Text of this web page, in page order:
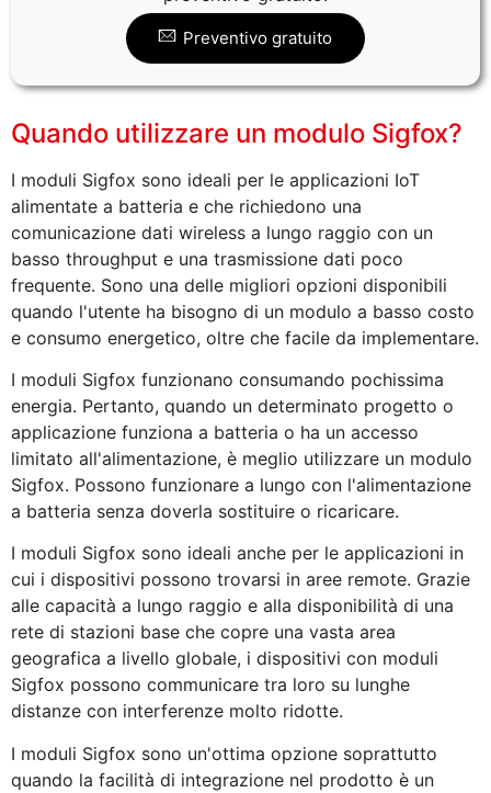
Preventivo gratuito
Quando utilizzare un modulo Sigfox?
I moduli Sigfox sono ideali per le applicazioni IoT
alimentate a batteria e che richiedono una
comunicazione dati wireless a lungo raggio con un
basso throughput e una trasmissione dati poco
frequente. Sono una delle migliori opzioni disponibili
quando l'utente ha bisogno di un modulo a basso costo
e consumo energetico, oltre che facile da implementare.
I moduli Sigfox funzionano consumando pochissima
energia. Pertanto, quando un determinato progetto o
applicazione funziona a batteria o ha un accesso
limitato all'alimentazione, è meglio utilizzare un modulo
Sigfox. Possono funzionare a lungo con l'alimentazione
a batteria senza doverla sostituire o ricaricare.
I moduli Sigfox sono ideali anche per le applicazioni in
cui i dispositivi possono trovarsi in aree remote. Grazie
alle capacità a lungo raggio e alla disponibilità di una
rete di stazioni base che copre una vasta area
geografica a livello globale, i dispositivi con moduli
Sigfox possono communicare tra loro su lunghe
distanze con interferenze molto ridotte.
I moduli Sigfox sono un'ottima opzione soprattutto
quando la facilità di integrazione nel prodotto è un